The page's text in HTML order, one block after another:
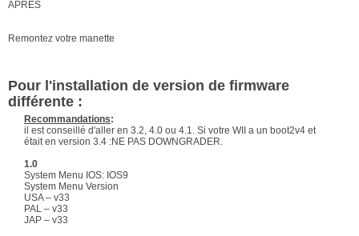
APRES
Remontez votre manette
Pour l'installation de version de firmware
différente :
Recommandations:
il est conseillé d'aller en 3.2, 4.0 ou 4.1. Si votre WII a un boot2v4 et
était en version 3.4 :NE PAS DOWNGRADER.
1.0
System Menu IOS: IOS9
System Menu Version
USA – v33
PAL – v33
JAP – v33